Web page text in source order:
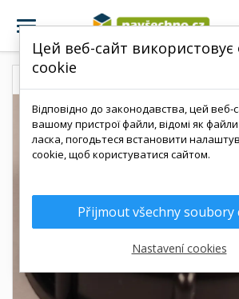
Цей веб-сайт використовує
cookie
Відповідно до законодавства, цей веб-
вашому пристрої файли, відомі як
ласка, погодьтеся встановити
cookie, щоб користуватися сайтом.
Přijmout všechny soubory
Nastavení cookies